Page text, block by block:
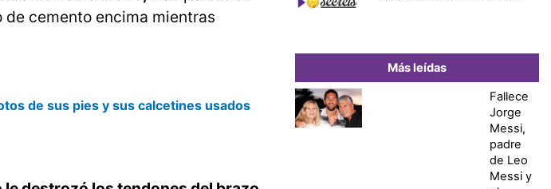
cemento encima mientras
de sus pies y sus calcetines usados
Más leídas
Fallece
Jorge
Messi,
padre
de Leo
Messi y